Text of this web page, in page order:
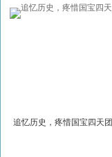
山、武汉高铁四天团
追忆历史，疼惜国宝四天团